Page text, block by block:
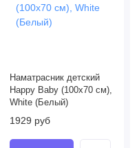
Наматрасник детский
Happy Baby (100х70 см),
White (Белый)
1929 руб